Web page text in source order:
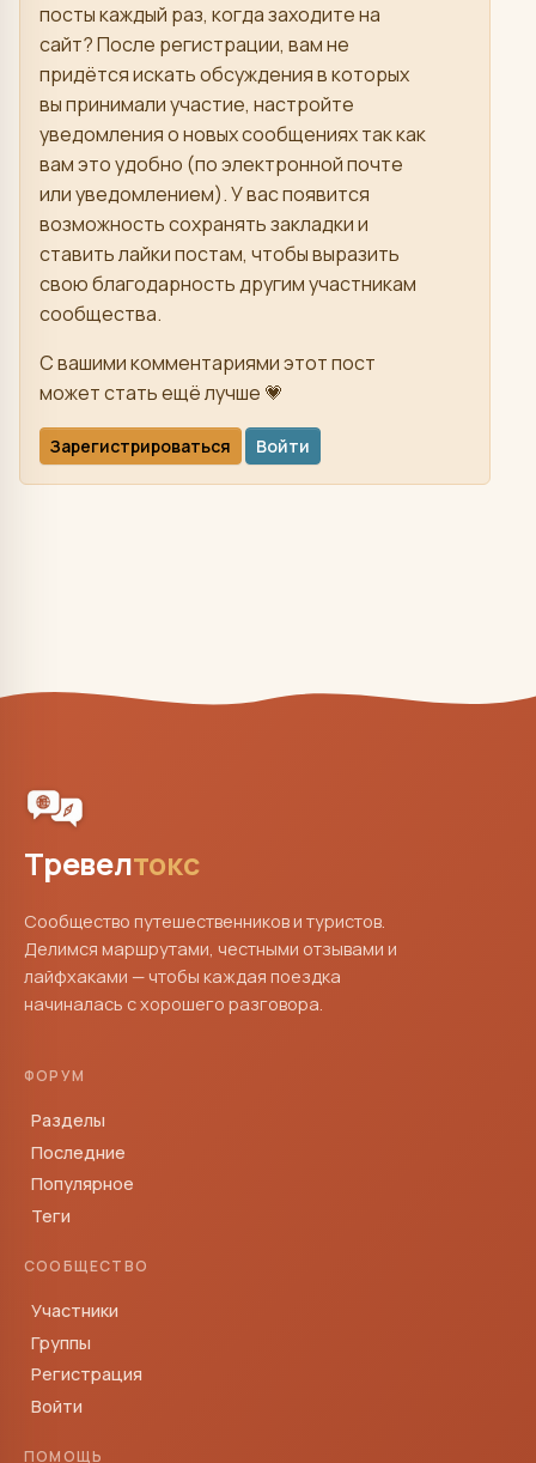
посты каждый раз, когда заходите на
сайт? После регистрации, вам не
придётся искать обсуждения в которых
вы принимали участие, настройте
уведомления о новых сообщениях так как
вам это удобно (по электронной почте
или уведомлением). У вас появится
возможность сохранять закладки и
ставить лайки постам, чтобы выразить
свою благодарность другим участникам
сообщества.
С вашими комментариями этот пост
может стать ещё лучше 💗
Зарегистрироваться Войти
Тревелтокс
Сообщество путешественников и туристов.
Делимся маршрутами, честными отзывами и
лайфхаками — чтобы каждая поездка
начиналась с хорошего разговора.
ФОРУМ
Разделы
Последние
Популярное
Теги
СООБЩЕСТВО
Участники
Группы
Регистрация
Войти
ПОМОЩЬ